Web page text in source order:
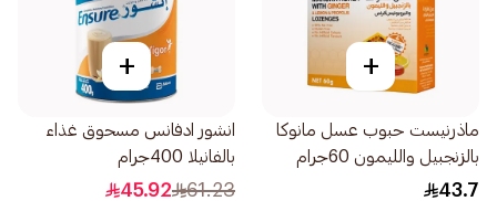
+
ماذرنيست حبوب عسل مانوكا
بالزنجبيل والليمون 60جرام
43.7
+
انشور ادفانس مسحوق غذاء
بالفانيلا 400جرام
61.23
45.92